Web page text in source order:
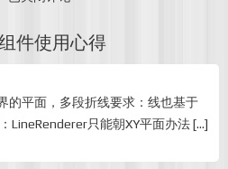
速
能
件使用心得
的平面，多段折线要求：线也基于
LineRenderer只能朝XY平面办法 […]